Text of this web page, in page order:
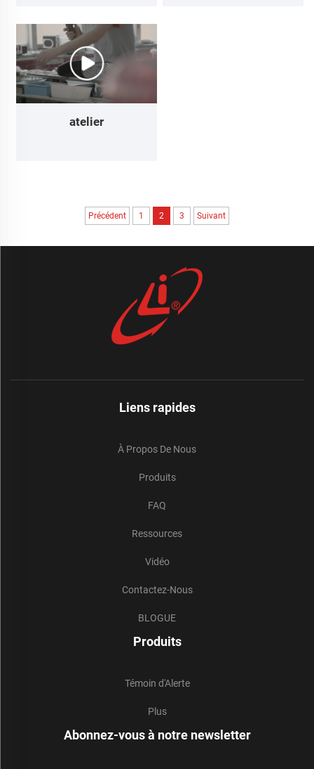
atelier
Précédent 1 2 3 Suivant
Liens rapides
À Propos De Nous
Produits
FAQ
Ressources
Vidéo
Contactez-Nous
BLOGUE
Produits
Témoin d'Alerte
Plus
Abonnez-vous à notre newsletter